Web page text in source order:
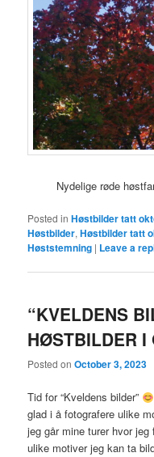
Nydelige røde
Posted in Høstbilder tatt
Høstbilder,Høstbilder tatt
Høststemning | Leave a
“KVELDENS
HØSTBILDER I
Posted onOctober 3, 2023
Tid for “Kveldens bilder”
glad i å fotografere ulike
jeg går mine turer hvor
ulike motiver jeg kan ta